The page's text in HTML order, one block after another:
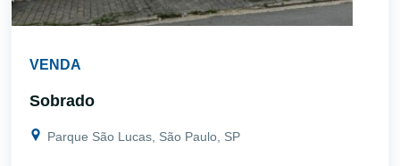
VENDA
Sobrado
Parque São Lucas, São Paulo, SP